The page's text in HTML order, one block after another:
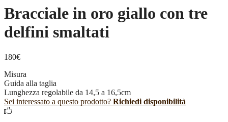
Bracciale in oro giallo con tre
delfini smaltati
180€
Misura
Guida alla taglia
Lunghezza regolabile da 14,5 a 16,5cm
Sei interessato a questo prodotto? Richiedi disponibilità